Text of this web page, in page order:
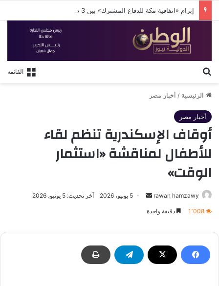
إبرام «اتفاقية مكة للدفاع المشترك» بين 3 دول إسلامية
القائمة
الرئيسية / أخبار مصر
أخبار مصر
أوقاف الإسكندرية تنظم لقاء
للأطفال لمناقشة «استثمار
الوقت»
rawan hamzawy
أرسل 5 يونيو، 2026 آخر تحديث: 5 يونيو، 2026
1٬008 دقيقة واحدة